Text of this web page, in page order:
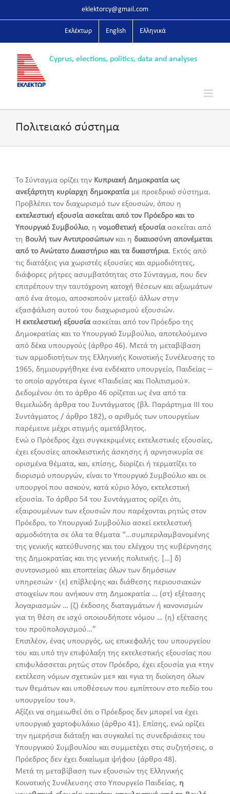
eklektorcy@gmail.com
Εκλέκτωρ English Ελληνικά
Πολιτειακό σύστημα
Το Σύνταγμα ορίζει την Κυπριακή Δημοκρατία ως
ανεξάρτητη κυρίαρχη δημοκρατίαμε προεδρικό σύστημα.
Προβλέπει τον διαχωρισμό των εξουσιών, όπου η
εκτελεστική εξουσία ασκείται από τον Πρόεδρο και το
Υπουργικό Συμβούλιο, η νομοθετική εξουσίαασκείται από
τη Βουλή των Αντιπροσώπωνκαι η δικαιοσύνη απονέμεται
από το Ανώτατο Δικαστήριο και τα δικαστήρια. Εκτός από
τις διατάξεις για χωριστές εξουσίες και αρμοδιότητες,
διάφορες ρήτρες ασυμβατότητας στο Σύνταγμα, που δεν
επιτρέπουν την ταυτόχρονη κατοχή θέσεων και αξιωμάτων
από ένα άτομο, αποσκοπούν μεταξύ άλλων στην
εξασφάλιση αυτού του διαχωρισμού εξουσιών.
Η εκτελεστική εξουσίαασκείται από τον Πρόεδρο της
Δημοκρατίας και το Υπουργικό Συμβούλιο, αποτελούμενο
από δέκα υπουργούς (άρθρο 46). Μετά τη μεταβίβαση
των αρμοδιοτήτων της Ελληνικής Κοινοτικής Συνέλευσης το
1965, δημιουργήθηκε ένα ενδέκατο υπουργείο, Παιδείας –
το οποίο αργότερα έγινε «Παιδείας και Πολιτισμού».
Δεδομένου ότι το άρθρο 46 ορίζεται ως ένα από τα
θεμελιώδη άρθρα του Συντάγματος (βλ. Παράρτημα ΙΙΙ του
Συντάγματος / άρθρο 182), ο αριθμός των υπουργείων
παρέμεινε μέχρι στιγμής αμετάβλητος.
Ενώ ο Πρόεδρος έχει συγκεκριμένες εκτελεστικές εξουσίες,
έχει εξουσίες αποκλειστικής άσκησης ή αρνησικυρία σε
ορισμένα θέματα, και, επίσης, διορίζει ή τερματίζει το
διορισμό υπουργών, είναι το Υπουργικό Συμβούλιο και οι
υπουργοί που ασκούν, κατά κύριο λόγο, εκτελεστική
εξουσία. Το άρθρο 54 του Συντάγματος ορίζει ότι,
εξαιρουμένων των εξουσιών που παρέχονται ρητώς στον
Πρόεδρο, το Υπουργικό Συμβούλιο ασκεί εκτελεστική
αρμοδιότητα σε όλα τα θέματα “…συμπεριλαμβανομένης
της γενικής κατεύθυνσης και του ελέγχου της κυβέρνησης
της Δημοκρατίας και της γενικής πολιτικής. […] δ)
συντονισμού και εποπτείας όλων των δημόσιων
υπηρεσιών · (ε) επίβλεψης και διάθεσης περιουσιακών
στοιχείων που ανήκουν στη Δημοκρατία … (στ) εξέτασης
λογαριασμών … (ζ) έκδοσης διαταγμάτων ή κανονισμών
για τη θέση σε ισχύ οποιουδήποτε νόμου … (η) εξέτασης
του προϋπολογισμού…”
Επιπλέον, ένας υπουργός, ως επικεφαλής του υπουργείου
του και υπό την επιφύλαξη της εκτελεστικής εξουσίας που
επιφυλάσσεται ρητώς στον Πρόεδρο, έχει εξουσία για «την
εκτέλεση νόμων σχετικών με» και «για τη διοίκηση όλων
των θεμάτων και υποθέσεων που εμπίπτουν στο πεδίο του
υπουργείου του».
Αξίζει να σημειωθεί ότι ο Πρόεδρος δεν μπορεί να έχει
υπουργικό χαρτοφυλάκιο (άρθρο 41). Επίσης, ενώ ορίζει
την ημερήσια διάταξη και συγκαλεί τις συνεδριάσεις του
Υπουργικού Συμβουλίου και συμμετέχει στις συζητήσεις, ο
Πρόεδρος δεν έχει δικαίωμα ψήφου (άρθρο 48).
Μετά τη μεταβίβαση των εξουσιών της Ελληνικής
Κοινοτικής Συνέλευσης στο Υπουργείο Παιδείας, η